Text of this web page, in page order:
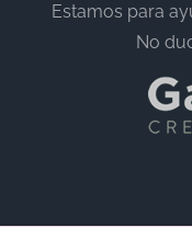
Estamos para
No